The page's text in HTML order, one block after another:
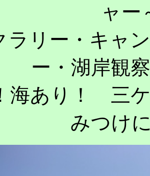
ャー
ラリー・キャ
ー・湖岸観
海あり！ 三
みつけ